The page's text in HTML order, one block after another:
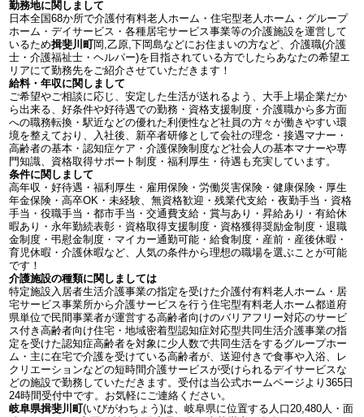
勤務地に関しまして
日本全国68か所で介護付有料老人ホーム・住宅型老人ホーム・グループ
ホーム・デイサービス・各種居宅サービス事業等の介護施設を運営して
いるため揖斐川町岡,乙原,下岡島などにお住まいの方など、介護職(介護
士・介護福祉士・ヘルパー)を目指されている方でしたらあなたの希望エ
リアにて勤務先をご紹介させていただきます！
給料・年収に関しまして
ご希望やご相談に応じ、安定した生活が送れるよう、大手上場企業だか
ら出来る、好条件や好待遇での勤務・資格支援制度・介護職から多方面
への職務転換・駅近などの優れた利便性など社員の方々が働きやすい環
境を整えており、入社後、新卒者研修として会社の理念・接遇マナー・
高齢者の基本・認知症ケア・介護保険制度など社会人の基本マナーや専
門知識、資格取得サポート制度・福利厚生・待遇も充実しています。
条件に関しまして
高年収・好待遇・福利厚生・雇用保険・労働災害保険・健康保険・厚生
年金保険・高卒OK・未経験、無資格歓迎・残業代支給・夜勤手当・資格
手当・役職手当・都市手当・交通費支給・賞与あり・昇給あり・有給休
暇あり・永年勤続表彰・資格取得支援制度・資格獲得奨励金制度・退職
金制度・弔慰金制度・マイカー通勤可能・給食制度・産前・産後休暇・
育児休暇・介護休暇など、人気の条件から理想の職場を選ぶことが可能
です！
介護施設の種類に関しましては
特定施設入居者生活介護事業の指定を受けた介護付有料老人ホーム・居
宅サービス事業所から介護サービスを行う住宅型有料老人ホーム都道府
県単位で民間事業者が運営する高齢者向けのバリアフリー対応のサービ
ス付き高齢者向け住宅・地域密着型認知症対応型共同生活介護事業の指
定を受けた認知症高齢者を対象に少人数で共同生活をするグループホー
ム・主に在宅で介護を受けている高齢者が、送迎付きで食事や入浴、レ
クリエーションなどの短時間介護サービスが受けられるデイサービスな
どの施設で勤務していただきます。受付は当公式ホームページより365日
24時間受付中です。お気軽にご連絡ください。
岐阜県揖斐川町(いびがわちょう)は、岐阜県に位置する人口20,480人・面